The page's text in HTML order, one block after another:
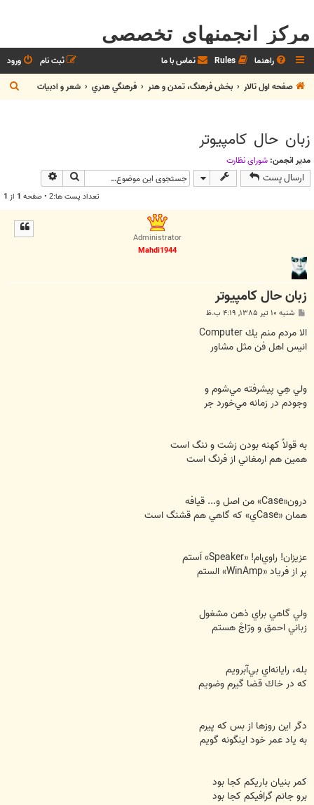
مرکز انجمنهای تخصصی
راهنما Rules تماس با ما ورود
ثبت نام
صفحه اول تالار
بخش فرهنگ، تمدن و هنر فرهنگي هنري شعر و ادبيات
س
زبان حال كامپيوتر
مدیر انجمن: شوراي نظارت
ارسال پست جستجو
تعداد پست ها:2 • صفحه 1 از 1
Administrator
Mahdi1944
زبان حال كامپيوتر
ت
شنبه ۱۰ تیر ۱۳۸۵, ۴:۱۹ ب.ظ
الا مردم منم يك Computer
انيس اهل فن مثل مشاور
ولي هِي پيشرفته مي‌شوم و
وجودم در زمانه مي‌خورد جر
به قولاً كهنه‌ بودن زشت و ننگ است
همين هم ارمغاني از فرنگ است
درون«Case» من اصل و... قيافه
همان «Caseي» كه گاهي هم قشنگ است
عزيزان! راوي‌ام! «Speaker» اَستم
پر از فرياد «WinAmp» الستم
ولي گاهي براي ذهن مشغول
زباني احمق و ورّاجْ هستم
بله، رايانه‌اي بي‌آبرويم
كه در خاك قضا گيرم وضويم
دگر اين روزها از بس كه پيرم
به ياد عمر خود اينگونه گويم
كمر بنيان باريكم كجا بود
برو جانم گرافيكم كجا بود